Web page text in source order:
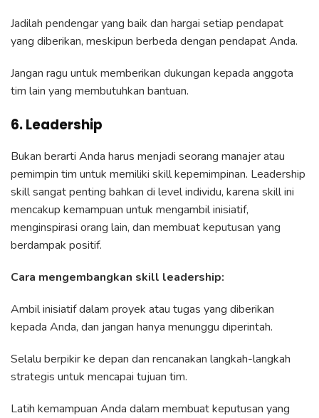
Jadilah pendengar yang baik dan hargai setiap pendapat
yang diberikan, meskipun berbeda dengan pendapat Anda.
Jangan ragu untuk memberikan dukungan kepada anggota
tim lain yang membutuhkan bantuan.
6. Leadership
Bukan berarti Anda harus menjadi seorang manajer atau
pemimpin tim untuk memiliki skill kepemimpinan. Leadership
skill sangat penting bahkan di level individu, karena skill ini
mencakup kemampuan untuk mengambil inisiatif,
menginspirasi orang lain, dan membuat keputusan yang
berdampak positif.
Cara mengembangkan skill leadership:
Ambil inisiatif dalam proyek atau tugas yang diberikan
kepada Anda, dan jangan hanya menunggu diperintah.
Selalu berpikir ke depan dan rencanakan langkah-langkah
strategis untuk mencapai tujuan tim.
Latih kemampuan Anda dalam membuat keputusan yang